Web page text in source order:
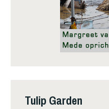
Tulip Garden